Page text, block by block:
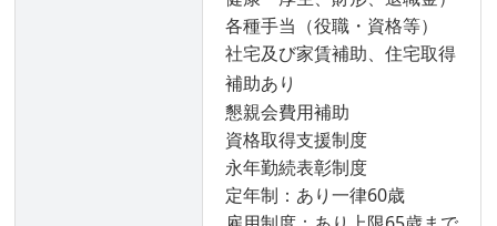
各種手当（役職・資格等）
社宅及び家賃補助、住宅取得
補助あり
懇親会費用補助
資格取得支援制度
永年勤続表彰制度
定年制：あり一律60歳